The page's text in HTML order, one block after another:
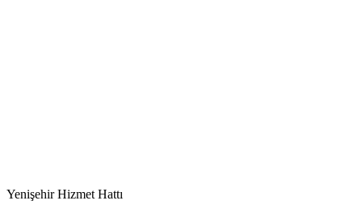
YenişehirHizmet Hattı